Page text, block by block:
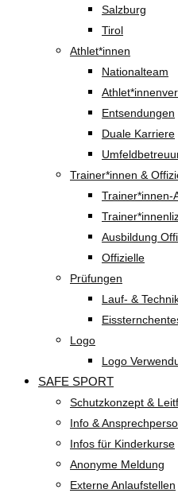
Salzburg
Tirol
Athlet*innen
Nationalteam
Entsendungen
Duale Karriere
Trainer*innen &
Trainer*innen-
Ausbildung
Offizielle
Prüfungen
Lauf- &
Logo
Logo
SAFE SPORT
Schutzkonzept &
Info &
Infos für Kinderkurse
Anonyme Meldung
Externe Anlaufstellen